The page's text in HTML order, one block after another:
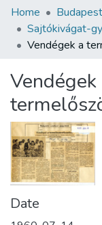
Communities &
All of DSpace
About us
Home
Sajtókivágat-
Vendégek
Date